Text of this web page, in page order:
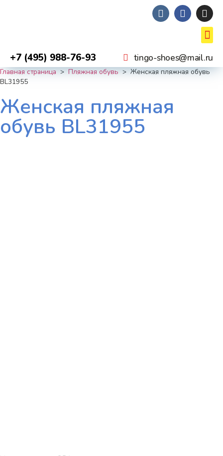
+7 (495) 988-76-93 tingo-shoes@mail.ru
Главная страница>Пляжная обувь>Женская пляжная обувь
BL31955
Женская пляжная
обувь BL31955